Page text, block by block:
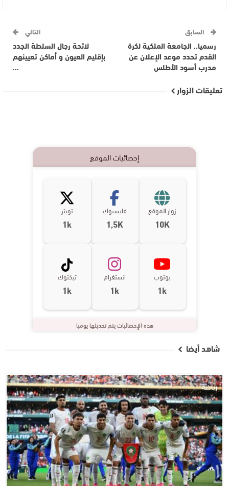
السابق
رسميا.. الجامعة الملكية لكرة
القدم تحدد موعد الإعلان عن
مدرب أسود الأطلس
التالي
لائحة رجال السلطة الجدد
بإقليم العيون و أماكن تعيينهم
…
تعليقات الزوار
إحصائيات الموقع
زوار الموقع
10K
فايسبوك
1,5K
تويتر
1k
يوتوب
1k
انستغرام
1k
تيكتوك
1k
هذه الإحصائيات يتم تحديثها يوميا
شاهد أيضا
رياضة